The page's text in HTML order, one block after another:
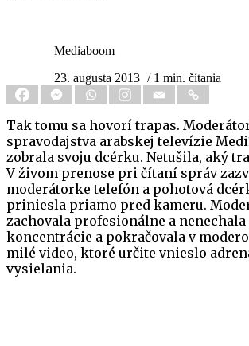
Mediaboom
23. augusta 2013 / 1 min. čítania
Tak tomu sa hovorí trapas.
spravodajstva arabskej televízie
zobrala svoju dcérku. Netušila, aký
V živom prenose pri čítaní správ
moderátorke telefón a pohotová
priniesla priamo pred kameru.
zachovala profesionálne a
koncentrácie a pokračovala v
milé video, ktoré určite vnieslo
vysielania.